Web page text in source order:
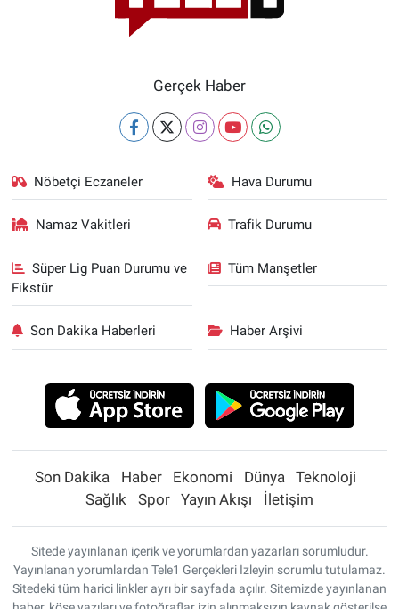
Gerçek Haber
Nöbetçi Eczaneler Hava Durumu
Namaz Vakitleri Trafik Durumu
Süper Lig Puan Durumu ve
Fikstür
Tüm Manşetler
Son Dakika Haberleri Haber Arşivi
Son Dakika Haber Ekonomi Dünya
Teknoloji
Sağlık
Spor Yayın Akışı İletişim
Sitede yayınlanan içerik ve yorumlardan yazarları sorumludur.
Yayınlanan yorumlardan Tele1 Gerçekleri İzleyin sorumlu tutulamaz.
Sitedeki tüm harici linkler ayrı bir sayfada açılır. Sitemizde yayınlanan